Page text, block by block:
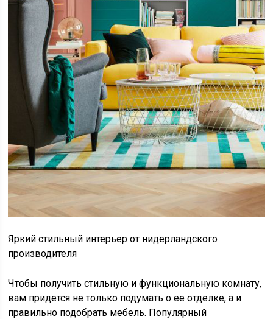
Яркий стильный интерьер от нидерландского
производителя
Чтобы получить стильную и функциональную комнату,
вам придется не только подумать о ее отделке, а и
правильно подобрать мебель. Популярный